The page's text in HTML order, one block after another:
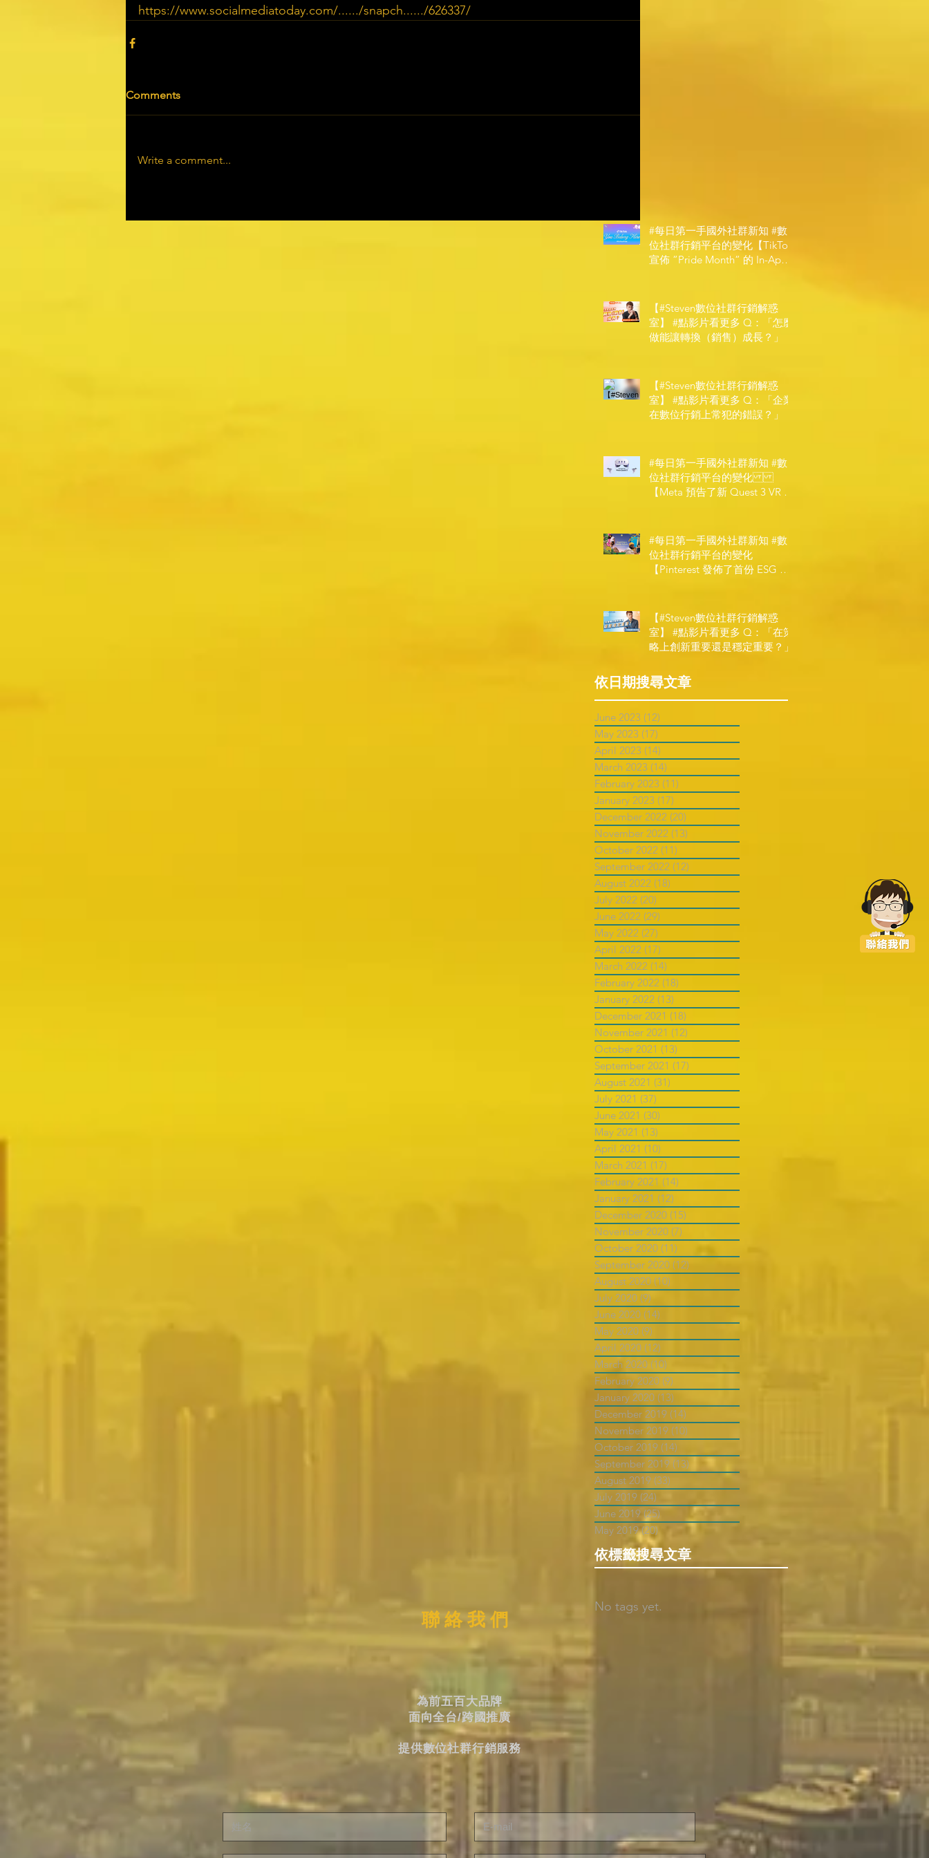
https://www.socialmediatoday.com/....../snapch....../626337/
Comments
Write a comment...
#每日第一手國外社群新知 #數
位社群行銷平台的變化【TikTok
宣佈 ”Pride Month” 的 In-App
【#Steven數位社群行銷解惑
室】 #點影片看更多​ Q：「怎麼
做能讓轉換（銷售）成長？」
【#Steven數位社群行銷解惑
室】 #點影片看更多​ Q：「企業
在數位行銷上常犯的錯誤？」
#每日第一手國外社群新知 #數
位社群行銷平台的變化
【Meta 預告了新 Quest 3 VR 耳
#每日第一手國外社群新知 #數
位社群行銷平台的變化
【Pinterest 發佈了首份 ESG 報
【#Steven數位社群行銷解惑
室】 #點影片看更多​ Q：「在策
略上創新重要還是穩定重要？」
依日期搜尋文章
June 2023 (12)
May 2023 (17)
April 2023 (14)
March 2023 (14)
February 2023 (11)
January 2023 (17)
December 2022 (20)
November 2022 (13)
October 2022 (11)
September 2022 (12)
August 2022 (18)
July 2022 (20)
June 2022 (29)
May 2022 (27)
April 2022 (17)
March 2022 (14)
February 2022 (18)
January 2022 (13)
December 2021 (18)
November 2021 (12)
October 2021 (13)
September 2021 (17)
August 2021 (31)
July 2021 (37)
June 2021 (30)
May 2021 (13)
April 2021 (10)
March 2021 (17)
February 2021 (14)
January 2021 (12)
December 2020 (15)
November 2020 (7)
October 2020 (11)
September 2020 (12)
August 2020 (10)
July 2020 (9)
June 2020 (14)
May 2020 (9)
April 2020 (12)
March 2020 (10)
February 2020 (9)
January 2020 (13)
December 2019 (14)
November 2019 (10)
October 2019 (14)
September 2019 (13)
August 2019 (33)
July 2019 (24)
June 2019 (25) 25 posts
May 2019 (20) 20 posts
依標籤搜尋文章
No tags yet.
聯 絡 我 們
為前五百大品牌
面向全台/跨國推廣
提供數位社群行銷服務